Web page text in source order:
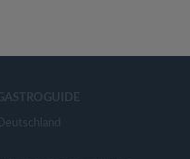
Deutschland